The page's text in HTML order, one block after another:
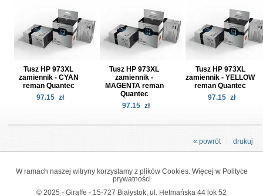
Tusz HP 973XL
zamiennik - CYAN
reman Quantec
97.15 zł
Tusz HP 973XL
zamiennik -
MAGENTA reman
Quantec
97.15 zł
Tusz HP 973XL
zamiennik - YELLOW
reman Quantec
97.15 zł
drukuj
« powrót
W ramach naszej witryny korzystamy z plików Cookies. Więcej w Polityce
prywatności
© 2025 - Giraffe - 15-727 Białystok, ul. Hetmańska 44 lok 52